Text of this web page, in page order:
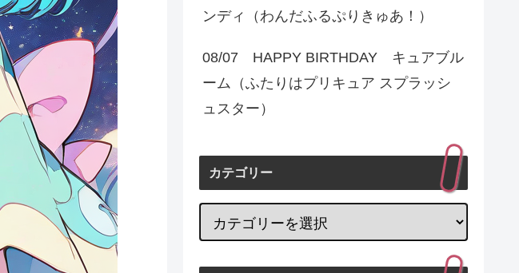
ンディ（わんだふるぷりきゅあ！）
08/07 HAPPY BIRTHDAY キュアブル
ーム（ふたりはプリキュア スプラッシ
ュスター）
カテゴリー